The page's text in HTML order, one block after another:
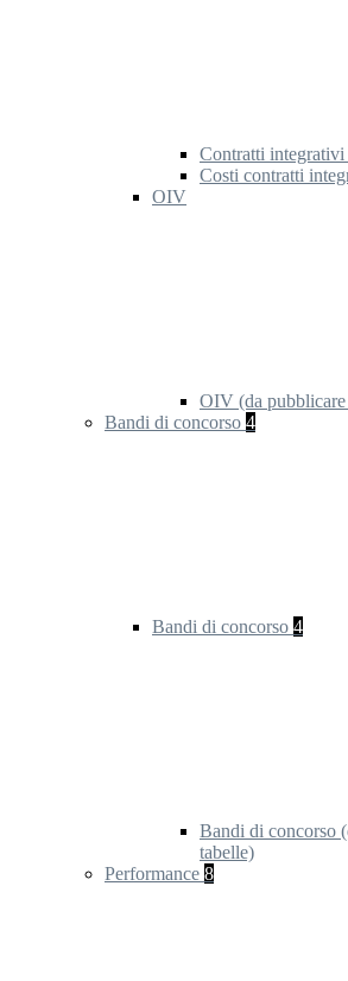
Contratti integrativi
Costi contratti
OIV
OIV (da
Bandi di concorso 4
Bandi di concorso 4
Bandi di concorso
tabelle)
Performance 8